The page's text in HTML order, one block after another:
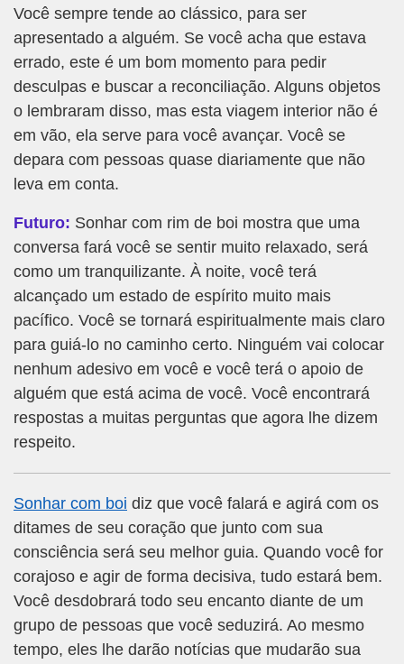
Você sempre tende ao clássico, para ser
apresentado a alguém. Se você acha que estava
errado, este é um bom momento para pedir
desculpas e buscar a reconciliação. Alguns objetos
o lembraram disso, mas esta viagem interior não é
em vão, ela serve para você avançar. Você se
depara com pessoas quase diariamente que não
leva em conta.
Futuro: Sonhar com rim de boi mostra que uma
conversa fará você se sentir muito relaxado, será
como um tranquilizante. À noite, você terá
alcançado um estado de espírito muito mais
pacífico. Você se tornará espiritualmente mais claro
para guiá-lo no caminho certo. Ninguém vai colocar
nenhum adesivo em você e você terá o apoio de
alguém que está acima de você. Você encontrará
respostas a muitas perguntas que agora lhe dizem
respeito.
Sonhar com boi diz que você falará e agirá com os
ditames de seu coração que junto com sua
consciência será seu melhor guia. Quando você for
corajoso e agir de forma decisiva, tudo estará bem.
Você desdobrará todo seu encanto diante de um
grupo de pessoas que você seduzirá. Ao mesmo
tempo, eles lhe darão notícias que mudarão sua